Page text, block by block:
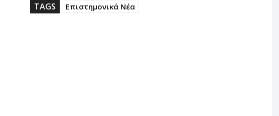
TAGS Επιστημονικά Νέα